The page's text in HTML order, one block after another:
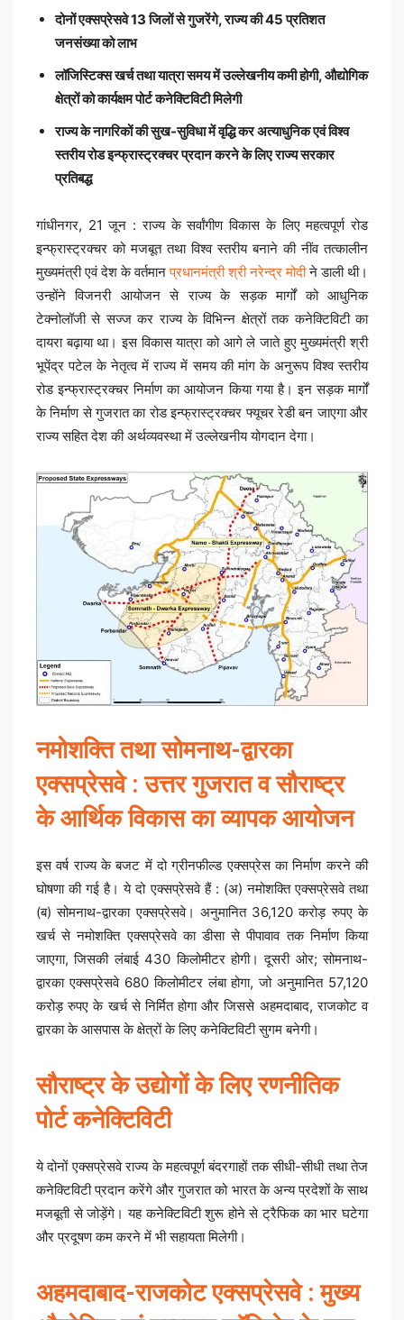
दोनों एक्सप्रेसवे 13 जिलों से गुजरेंगे, राज्य की 45 प्रतिशत
जनसंख्या को लाभ
लॉजिस्टिक्स खर्च तथा यात्रा समय में उल्लेखनीय कमी होगी, औद्योगिक
क्षेत्रों को कार्यक्षम पोर्ट कनेक्टिविटी मिलेगी
राज्य के नागरिकों की सुख-सुविधा में वृद्धि कर अत्याधुनिक एवं विश्व
स्तरीय रोड इन्फ्रास्ट्रक्चर प्रदान करने के लिए राज्य सरकार
प्रतिबद्ध
गांधीनगर, 21 जून : राज्य के सर्वांगीण विकास के लिए महत्वपूर्ण रोड
इन्फ्रास्ट्रक्चर को मजबूत तथा विश्व स्तरीय बनाने की नींव तत्कालीन
मुख्यमंत्री एवं देश के वर्तमानप्रधानमंत्री श्री नरेन्द्र मोदीने डाली थी।
उन्होंने विजनरी आयोजन से राज्य के सड़क मार्गों को आधुनिक
टेक्नोलॉजी से सज्ज कर राज्य के विभिन्न क्षेत्रों तक कनेक्टिविटी का
दायरा बढ़ाया था। इस विकास यात्रा को आगे ले जाते हुए मुख्यमंत्री श्री
भूपेंद्र पटेल के नेतृत्व में राज्य में समय की मांग के अनुरूप विश्व स्तरीय
रोड इन्फ्रास्ट्रक्चर निर्माण का आयोजन किया गया है। इन सड़क मार्गों
के निर्माण से गुजरात का रोड इन्फ्रास्ट्रक्चर फ्यूचर रेडी बन जाएगा और
राज्य सहित देश की अर्थव्यवस्था में उल्लेखनीय योगदान देगा।
नमोशक्ति तथा सोमनाथ-द्वारका
एक्सप्रेसवे : उत्तर गुजरात व सौराष्ट्र
के आर्थिक विकास का व्यापक आयोजन
इस वर्ष राज्य के बजट में दो ग्रीनफील्ड एक्सप्रेस का निर्माण करने की
घोषणा की गई है। ये दो एक्सप्रेसवे हैं : (अ) नमोशक्ति एक्सप्रेसवे तथा
(ब) सोमनाथ-द्वारका एक्सप्रेसवे। अनुमानित 36,120 करोड़ रुपए के
खर्च से नमोशक्ति एक्सप्रेसवे का डीसा से पीपावाव तक निर्माण किया
जाएगा, जिसकी लंबाई 430 किलोमीटर होगी। दूसरी ओर; सोमनाथ-
द्वारका एक्सप्रेसवे 680 किलोमीटर लंबा होगा, जो अनुमानित 57,120
करोड़ रुपए के खर्च से निर्मित होगा और जिससे अहमदाबाद, राजकोट व
द्वारका के आसपास के क्षेत्रों के लिए कनेक्टिविटी सुगम बनेगी।
सौराष्ट्र के उद्योगों के लिए रणनीतिक
पोर्ट कनेक्टिविटी
ये दोनों एक्सप्रेसवे राज्य के महत्वपूर्ण बंदरगाहों तक सीधी-सीधी तथा तेज
कनेक्टिविटी प्रदान करेंगे और गुजरात को भारत के अन्य प्रदेशों के साथ
मजबूती से जोड़ेंगे। यह कनेक्टिविटी शुरू होने से ट्रैफिक का भार घटेगा
और प्रदूषण कम करने में भी सहायता मिलेगी।
अहमदाबाद-राजकोट एक्सप्रेसवे : मुख्य